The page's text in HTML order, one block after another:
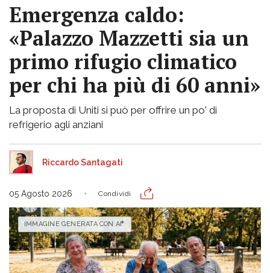
Emergenza caldo:
«Palazzo Mazzetti sia un
primo rifugio climatico
per chi ha più di 60 anni»
La proposta di Uniti si può per offrire un po' di
refrigerio agli anziani
Riccardo Santagati
05 Agosto 2026 Condividi
IMMAGINE GENERATA CON AI